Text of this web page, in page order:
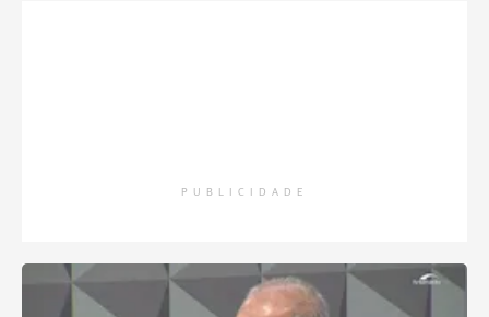
PUBLICIDADE